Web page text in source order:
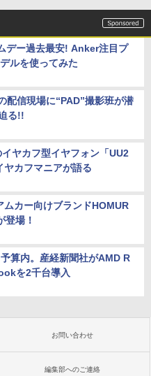
デー過去最安! Anker注目プ
ルを使ってみた
配信現場に“PAD”撮影班が潜
る!!
ヤカフ型イヤフォン「UU2
ヤカフマニアが語る
ムカー向けブランドHOMUR
登場！
算内。産経新聞社がAMD R
を2千台導入
お問い合わせ
編集部へのご連絡